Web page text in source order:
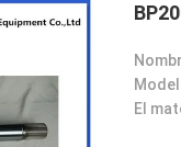
El